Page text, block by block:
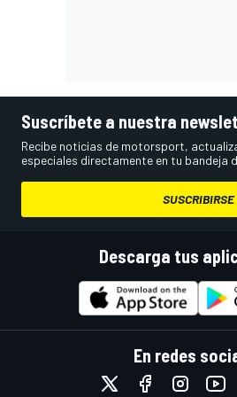
Suscríbete a nuestra
Recibe noticias de motorsport,
especiales directamente en tu bandeja
SUSCRIBIRSE
Descarga tus
En redes